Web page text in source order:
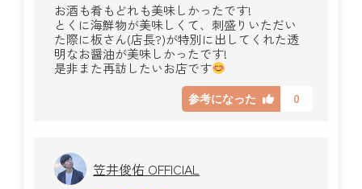
お酒も肴もどれも美味しかったです!
とくに海鮮物が美味しくて、刺盛りいただい
た際に板さん(店長?)が特別に出してくれた透
明なお醤油が美味しかったです!
是非また再訪したいお店です
参考になった 0
笠井俊佑 OFFICIAL